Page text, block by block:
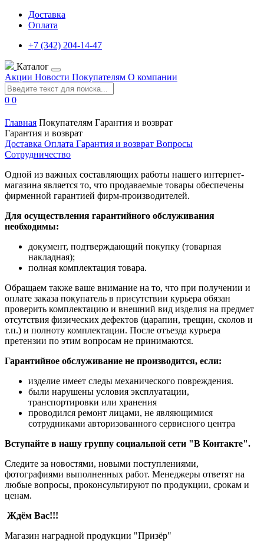
Доставка
Оплата
+7 (342) 204-14-47
Каталог
Акции Новости Покупателям О компании
0 0
Главная Покупателям Гарантия и возврат
Гарантия и возврат
Доставка Оплата Гарантия и возврат Вопросы
Сотрудничество
Одной из важных составляющих работы нашего интернет-
магазина является то, что продаваемые товары обеспечены
фирменной гарантией фирм-производителей.
Для осуществления гарантийного обслуживания
необходимы:
документ, подтверждающий покупку (товарная
накладная);
полная комплектация товара.
Обращаем также ваше внимание на то, что при получении и
оплате заказа покупатель в присутствии курьера обязан
проверить комплектацию и внешний вид изделия на предмет
отсутствия физических дефектов (царапин, трещин, сколов и
т.п.) и полноту комплектации. После отъезда курьера
претензии по этим вопросам не принимаются.
Гарантийное обслуживание не производится, если:
изделие имеет следы механического повреждения.
были нарушены условия эксплуатации,
транспортировки или хранения
проводился ремонт лицами, не являющимися
сотрудниками авторизованного сервисного центра
Вступайте в нашу группу социальной сети "В Контакте".
Следите за новостями, новыми поступлениями,
фотографиями выполненных работ. Менеджеры ответят на
любые вопросы, проконсультируют по продукции, срокам и
ценам.
Ждём Вас!!!
Магазин наградной продукции "Призёр"